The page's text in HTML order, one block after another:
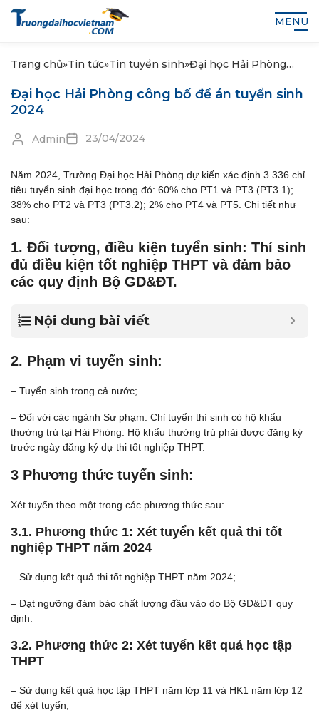
MENU
Trang chủ»Tin tức»Tin tuyển sinh»Đại học Hải Phòng
sinh 2024
Đại học Hải Phòng công bố đề án tuyển sinh
2024
Admin 23/04/2024
Năm 2024, Trường Đại học Hải Phòng dự kiến xác định 3.336 chỉ
tiêu tuyển sinh đại học trong đó: 60% cho PT1 và PT3 (PT3.1);
38% cho PT2 và PT3 (PT3.2); 2% cho PT4 và PT5. Chi tiết như
sau:
1. Đối tượng, điều kiện tuyển sinh: Thí sinh
đủ điều kiện tốt nghiệp THPT và đảm bảo
các quy định Bộ GD&ĐT.
Nội dung bài viết
2. Phạm vi tuyển sinh:
– Tuyển sinh trong cả nước;
– Đối với các ngành Sư phạm: Chỉ tuyển thí sinh có hộ khẩu
thường trú tại Hải Phòng. Hộ khẩu thường trú phải được đăng ký
trước ngày đăng ký dự thi tốt nghiệp THPT.
3 Phương thức tuyển sinh:
Xét tuyển theo một trong các phương thức sau:
3.1. Phương thức 1: Xét tuyển kết quả thi tốt
nghiệp THPT năm 2024
– Sử dụng kết quả thi tốt nghiệp THPT năm 2024;
– Đạt ngưỡng đảm bảo chất lượng đầu vào do Bộ GD&ĐT quy
định.
3.2. Phương thức 2: Xét tuyển kết quả học tập
THPT
– Sử dụng kết quả học tập THPT năm lớp 11 và HK1 năm lớp 12
để xét tuyển;